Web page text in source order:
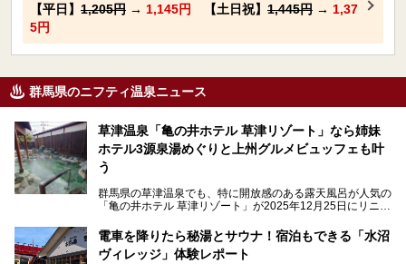
【平日】 1,205円 → 1,145円 【土日祝】 1,445円 → 1,37
5円
群馬県のニフティ温泉ニュース
草津温泉「亀の井ホテル 草津リゾート」なら姉妹
ホテル3源泉湯めぐりと上州グルメビュッフェも叶
う
群馬県の草津温泉でも、特に開放感のある露天風呂が人気の
「亀の井ホテル 草津リゾート」が2025年12月25日にリニュ
ロビーや客室が綺麗になって、上州グルメにこだわったビュ
ッフェも人気！アクセスはシャトルバスで楽々、さらに草津
温泉にある姉妹ホテルの「草津温泉 大東舘」「亀の井ホテ
電車を降りたら秘湯とサウナ！宿泊もできる「水沼
ヴィレッジ」体験レポート